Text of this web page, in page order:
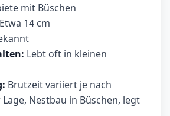
mit Büschen
Etwa 14 cm
Lebt oft in kleinen
Brutzeit variiert je nach
Nestbau in Büschen, legt